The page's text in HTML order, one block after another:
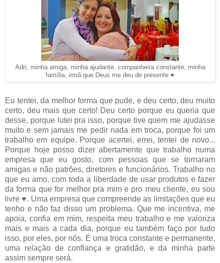
Adri, minha amiga, minha ajudante, companheira constante, minha
família, irmã que Deus me deu de presente ♥
Eu tentei, da melhor forma que pude, e deu certo, deu muito
certo, deu mais que certo! Deu certo porque eu queria que
desse, porque lutei pra isso, porque tive quem me ajudasse
muito e sem jamais me pedir nada em troca, porque foi um
trabalho em equipe. Porque acertei, errei, tentei de novo...
Porque hoje posso dizer abertamente que trabalho numa
empresa que eu gosto, com pessoas que se tornaram
amigas e não patrões, diretores e funcionários. Trabalho no
que eu amo, com toda a liberdade de usar produtos e fazer
da forma que for melhor pra mim e pro meu cliente, eu sou
livre ♥. Uma empresa que compreende as limitações que eu
tenho e não faz disso um problema. Que me incentiva, me
apoia, confia em mim, respeita meu trabalho e me valoriza
mais e mais a cada dia, porque eu também faço por tudo
isso, por eles, por nós. É uma troca constante e permanente,
uma relação de confiança e gratidão, e da minha parte
assim sempre será.